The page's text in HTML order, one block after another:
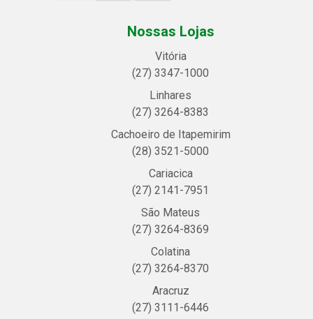
Nossas Lojas
Vitória
(27) 3347-1000
Linhares
(27) 3264-8383
Cachoeiro de Itapemirim
(28) 3521-5000
Cariacica
(27) 2141-7951
São Mateus
(27) 3264-8369
Colatina
(27) 3264-8370
Aracruz
(27) 3111-6446